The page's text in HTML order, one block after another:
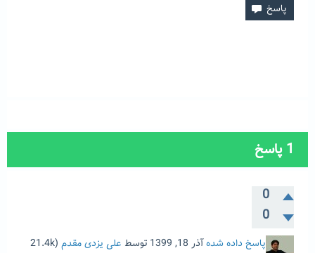
1پاسخ
0
0
پاسخ داده شدهآذر 18, 1399 توسط علی یزدی مقدم (
21.4k